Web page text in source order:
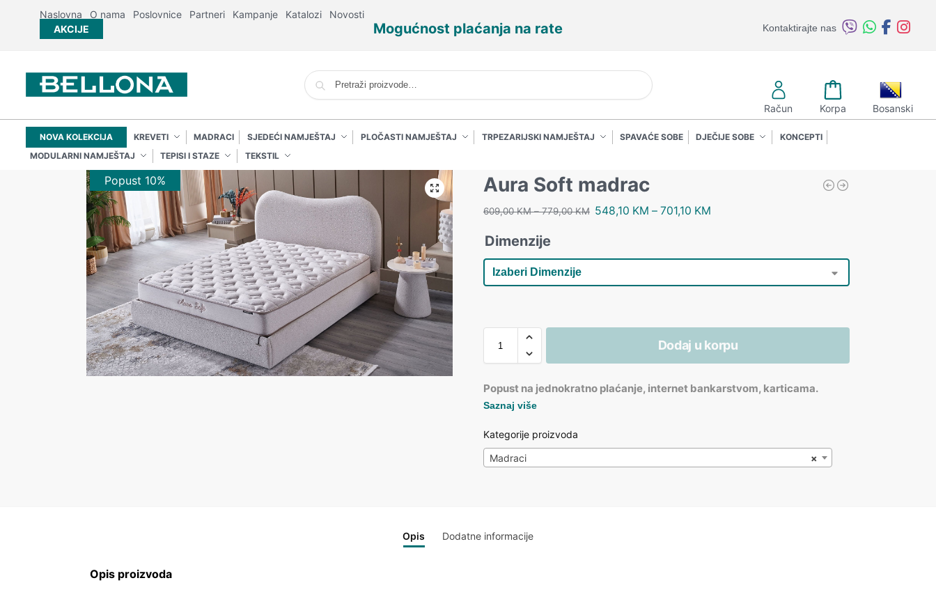
Naslovna O nama Poslovnice Partneri Kampanje Katalozi
Novosti
AKCIJE
Mogućnost plaćanja na rate Kontaktirajte nas
Pretraži
Račun Korpa Bosanski
NOVA KOLEKCIJA KREVETI MADRACI SJEDEĆI NAMJEŠTAJ PLOČASTI NAMJEŠTAJ TRPEZARIJSKI NAMJEŠTAJ SPAVAĆE SOBE DJEČIJE SOBE
KONCEPTI
MODULARNI NAMJEŠTAJ
TEPISI I STAZE TEKSTIL
Popust 10%
Popust 10% Aura Soft madrac
609,00KM – 779,00KM 548,10 KM – 701,10 KM
Dimenzije
Dodaj u korpu
Popust na jednokratno plaćanje, internet bankarstvom, karticama.
Saznaj više
Kategorije proizvoda
×
Madraci
Opis Dodatne informacije
Opis proizvoda